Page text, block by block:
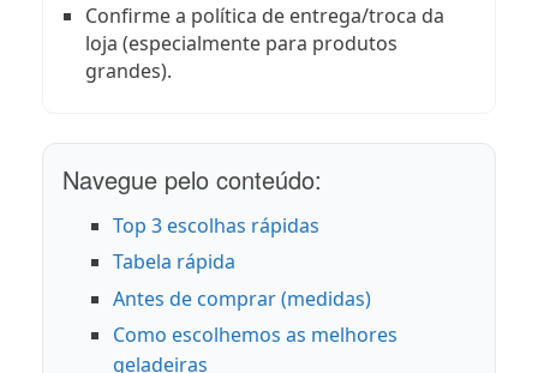
Confirme a política de entrega/troca da
loja (especialmente para produtos
grandes).
Navegue pelo conteúdo:
Top 3 escolhas rápidas
Tabela rápida
Antes de comprar (medidas)
Como escolhemos as melhores
geladeiras